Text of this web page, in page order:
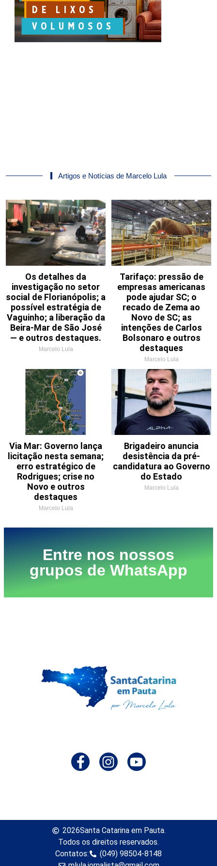
Artigos e Notícias de Marcelo Lula
Os detalhes da
investigação no setor
social de Florianópolis; a
possível estratégia de
Vaguinho; a liberação da
Beira-Mar de São José
— e outros destaques.
Marcelo Lula
Tarifaço: pressão de
empresas americanas
pode ajudar SC; o
recado de Zema ao
Novo de SC; as
intenções de Carlos
Bolsonaro e outros
destaques
Marcelo Lula
Via Mar: Governo lança
licitação nesta semana;
erro estratégico de
Rodrigues; crise no
Novo e outros
destaques
Marcelo Lula
Brigadeiro anuncia
desistência da pré-
candidatura ao Governo
do Estado
Marcelo Lula
Entre nos nossos
grupos de WhatsApp
2026Santa Catarina em Pauta.
Todos os direitos reservados.
Contatos:
(049) 98504-8148